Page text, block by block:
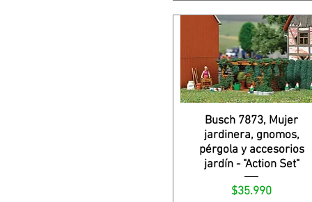
Busch 7873, Mujer
jardinera, gnomos,
pérgola y accesorios
jardín - "Action Set"
Precio
$35.990